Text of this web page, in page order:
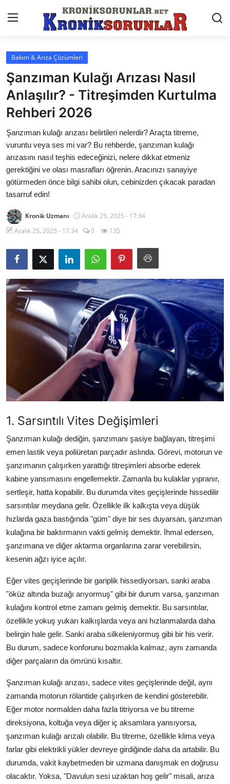
Anasayfa
Markalar
İletişim
Trafik & Cezalar
Sigorta & Kasko
Vergi & ÖTV & MTV
Sorgulamalar
İkinci El & Alım-Satım
Bakım & Arıza Çözümleri
Elektrikli & Hibrit
Kiralama & Filo
Sürüş & Güvenlik
Yağlar & Sıvılar
Elektrik & Akü
Klima & Konfor
Aydınlatma & Görüş
Şanzıman & Aktarma
Dizel Sistemler
Multimedya & Elektronik
Bakım & Arıza Çözümleri
Şanzıman Kulağı Arızası Nasıl
Anlaşılır? - Titreşimden Kurtulma
Rehberi 2026
Şanzıman kulağı arızası belirtileri nelerdir? Araçta titreme,
vuruntu veya ses mi var? Bu rehberde, şanzıman kulağı
arızasını nasıl teşhis edeceğinizi, nelere dikkat etmeniz
gerektiğini ve olası masrafları öğrenin. Aracınızı sanayiye
götürmeden önce bilgi sahibi olun, cebinizden çıkacak paradan
tasarruf edin!
Kronik Uzmanı
Aralık 25, 2025 - 17:34
Aralık 25, 2025 - 17:34
0 135
1. Sarsıntılı Vites Değişimleri
Şanzıman kulağı dediğin, şanzımanı şasiye bağlayan, titreşimi
emen lastik veya poliüretan parçadır aslında. Görevi, motorun ve
şanzımanın çalışırken yarattığı titreşimleri absorbe ederek
kabine yansımasını engellemektir. Zamanla bu kulaklar yıpranır,
sertleşir, hatta kopabilir. Bu durumda vites geçişlerinde hissedilir
sarsıntılar meydana gelir. Özellikle ilk kalkışta veya düşük
hızlarda gaza bastığında "güm" diye bir ses duyarsan, şanzıman
kulağına bir baktırmanın vakti gelmiş demektir. İhmal edersen,
şanzımana ve diğer aktarma organlarına zarar verebilirsin,
kesenin ağzı iyice açılır.
Eğer vites geçişlerinde bir gariplik hissediyorsan, sanki araba
"öküz altında buzağı arıyormuş" gibi bir durum varsa, şanzıman
kulağını kontrol etme zamanı gelmiş demektir. Bu sarsıntılar,
özellikle yokuş yukarı kalkışlarda veya ani hızlanmalarda daha
belirgin hale gelir. Sanki araba silkeleniyormuş gibi bir his verir.
Bu durum, sadece konforunu bozmakla kalmaz, aynı zamanda
diğer parçaların da ömrünü kısaltır.
Şanzıman kulağı arızası, sadece vites geçişlerinde değil, aynı
zamanda motorun rölantide çalışırken de kendini gösterebilir.
Eğer motor normalden daha fazla titriyorsa ve bu titreme
direksiyona, koltuğa veya diğer iç aksamlara yansıyorsa,
şanzıman kulağı arızalı olabilir. Bu titreme, özellikle klima veya
farlar gibi elektrikli yükler devreye girdiğinde daha da artabilir. Bu
durumda, vakit kaybetmeden bir uzmana danışmak en doğrusu
olacaktır. Yoksa, "Davulun sesi uzaktan hoş gelir" misali, arıza